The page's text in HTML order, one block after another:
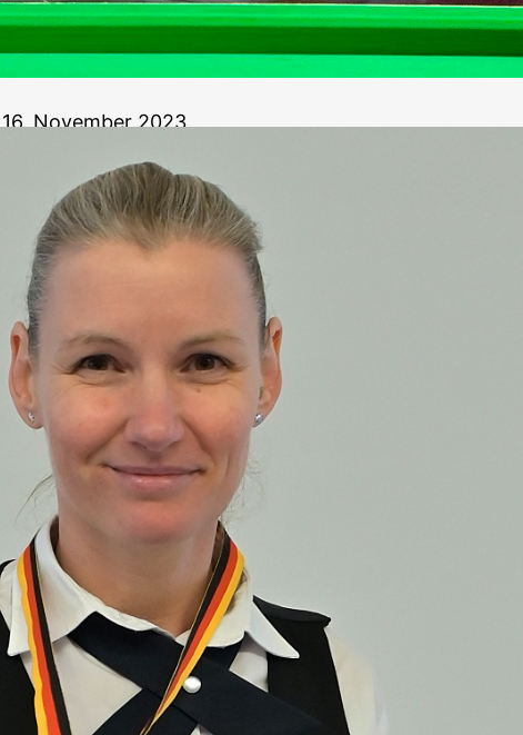
16. November 2023
Diana Stateczny
zehnten Titel im
Unsere Senioren
das Achtelfinale
Am 10./11.11.2023 fand der Wettbewerb der
Wildungen statt. Mit dabei als Favoritin wieder Diana
erste Mannschaft spielt. Diana war auch auf dem
im Finale, welches sie in einem packenden Krimi
Koblenz) mit…
Weiterlesen